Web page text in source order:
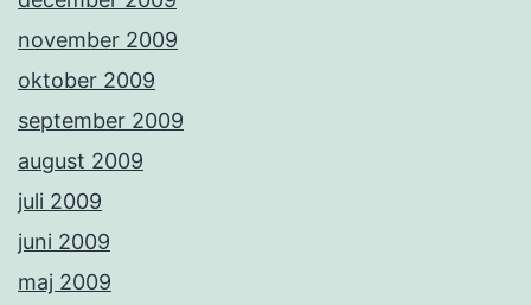
november 2009
oktober 2009
september 2009
august 2009
juli 2009
juni 2009
maj 2009